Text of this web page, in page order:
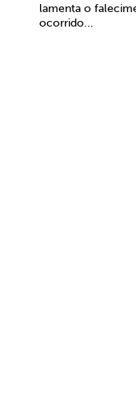
lamenta o
ocorrido...